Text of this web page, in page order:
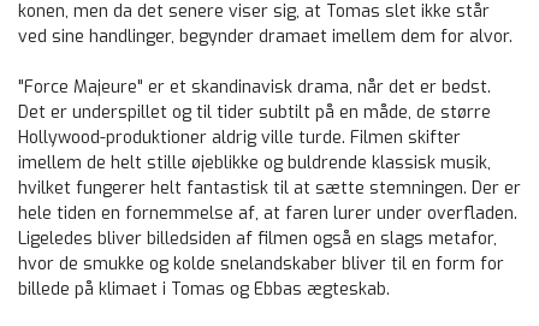
konen, men da det senere viser sig, at Tomas slet ikke står
ved sine handlinger, begynder dramaet imellem dem for alvor.
"Force Majeure" er et skandinavisk drama, når det er bedst.
Det er underspillet og til tider subtilt på en måde, de større
Hollywood-produktioner aldrig ville turde. Filmen skifter
imellem de helt stille øjeblikke og buldrende klassisk musik,
hvilket fungerer helt fantastisk til at sætte stemningen. Der er
hele tiden en fornemmelse af, at faren lurer under overfladen.
Ligeledes bliver billedsiden af filmen også en slags metafor,
hvor de smukke og kolde snelandskaber bliver til en form for
billede på klimaet i Tomas og Ebbas ægteskab.